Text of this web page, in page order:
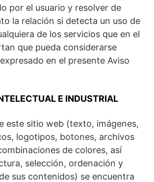
por el usuario y resolver de
la relación si detecta un uso de
de los servicios que en el
que pueda considerarse
en el presente Aviso
E INDUSTRIAL
este sitio web (texto, imágenes,
logotipos, botones, archivos
de colores, así
selección, ordenación y
sus contenidos) se encuentra